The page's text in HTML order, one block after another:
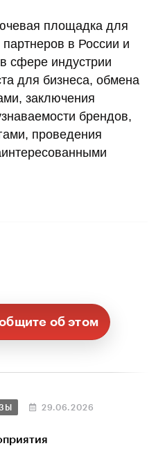
площадка для
в России и
сфере индустрии
для бизнеса, обмена
заключения
брендов,
проведения
об этом
29.06.2026